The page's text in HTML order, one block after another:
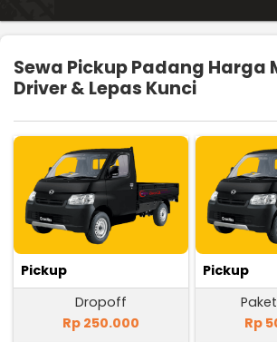
Sewa Pickup Padang Harga
Driver & Lepas Kunci
Pickup
Dropoff
Rp 250.000
Pickup
Rp